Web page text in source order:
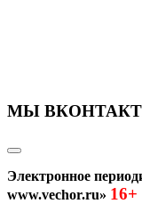
МЫ
Электронное
www.vechor.ru» 16+